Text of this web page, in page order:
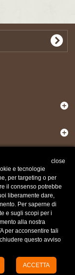
close
e tecnologie
per targeting o per
il consenso potrebbe
liberamente dare,
Per saperne di
e sugli scopi per i
alla nostra
per acconsentire tali
questo avviso
ACCETTA